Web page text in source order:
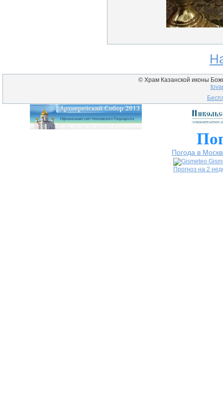
© Храм Казанской иконы
Погода в
Прогноз на 2